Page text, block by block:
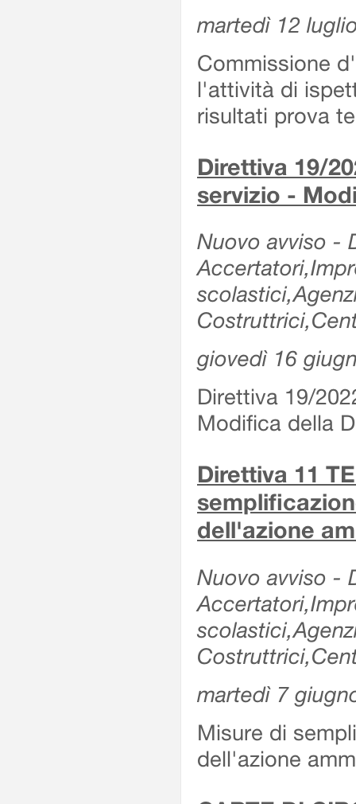
martedì 12
Commissione
l'attività di
risultati prova
Direttiva 19/
servizio -
Nuovo avviso -
giovedì 16
Direttiva 19/
Modifica della
Direttiva 11
dell'azione
Nuovo avviso -
martedì 7
Misure di
dell'azione